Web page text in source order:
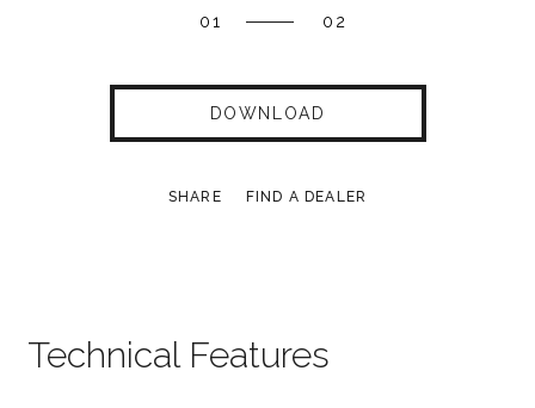
01 02
DOWNLOAD
SHARE FIND A DEALER
Technical Features